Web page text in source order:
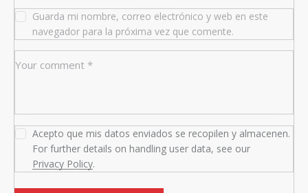
Guarda mi nombre, correo electrónico y web en este
navegador para la próxima vez que comente.
Acepto que mis datos enviados se recopilen y almacenen.
For further details on handling user data, see our
Privacy Policy.